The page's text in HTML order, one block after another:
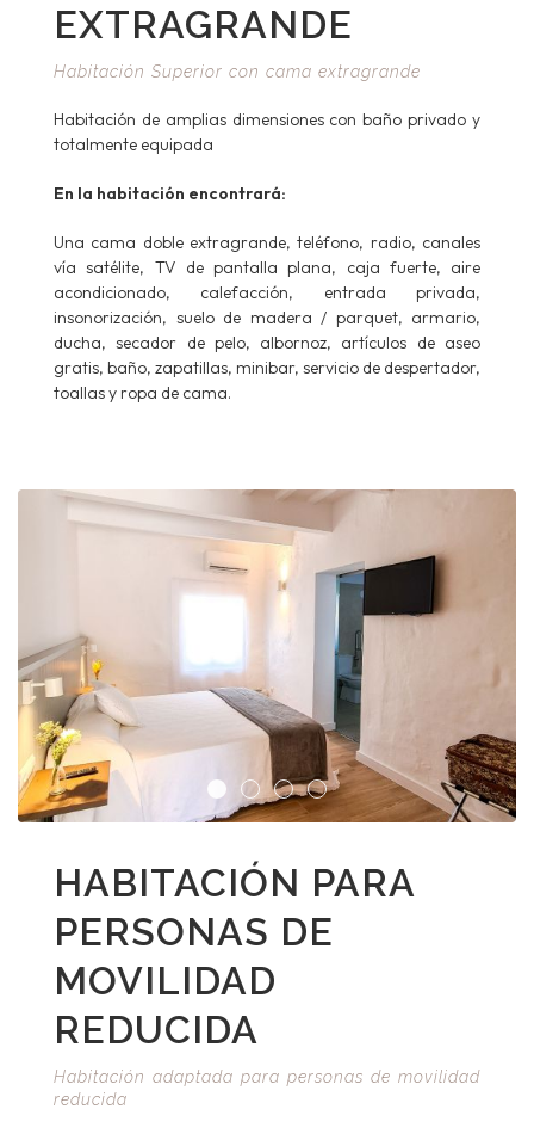
EXTRAGRANDE
Habitación Superior con cama extragrande
Habitación de amplias dimensiones con baño privado y
totalmente equipada
En la habitación encontrará:
Una cama doble extragrande, teléfono, radio, canales
vía satélite, TV de pantalla plana, caja fuerte, aire
acondicionado, calefacción, entrada privada,
insonorización, suelo de madera / parquet, armario,
ducha, secador de pelo, albornoz, artículos de aseo
gratis, baño, zapatillas, minibar, servicio de despertador,
toallas y ropa de cama.
HABITACIÓN PARA
PERSONAS DE
MOVILIDAD
REDUCIDA
Habitación adaptada para personas de movilidad
reducida